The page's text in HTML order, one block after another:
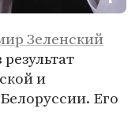
Зеленский
и
Его